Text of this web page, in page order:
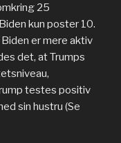
25
kun poster 10.
er mere aktiv
det, at Trumps
testes positiv
sin hustru (Se